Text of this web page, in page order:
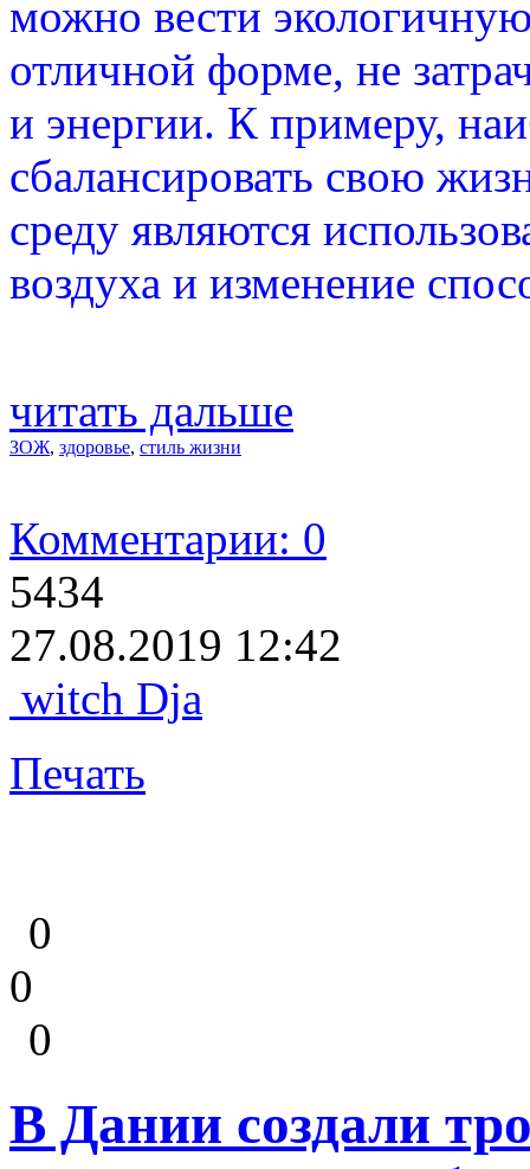
можно вести
отличной форме, не
и энергии. К примеру,
сбалансировать свою
среду являются
воздуха и изменение
читать дальше
ЗОЖ, здоровье, стиль жизни
Комментарии: 0
5434
27.08.2019 12:42
witch Dja
Печать
0
0
0
В Дании создали